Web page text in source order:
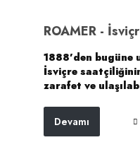
1888’den bugüne
İsviçre
zarafet ve
Devamı